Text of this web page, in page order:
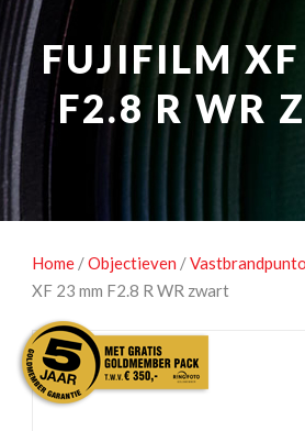
NATUUROBSERVATIE MEDIA EN
STUDIOFOTOGRAFIE OCCASIONS
FUJIFILM
F2.8 R WR
Home /Objectieven /
XF 23 mm F2.8 R WR zwart